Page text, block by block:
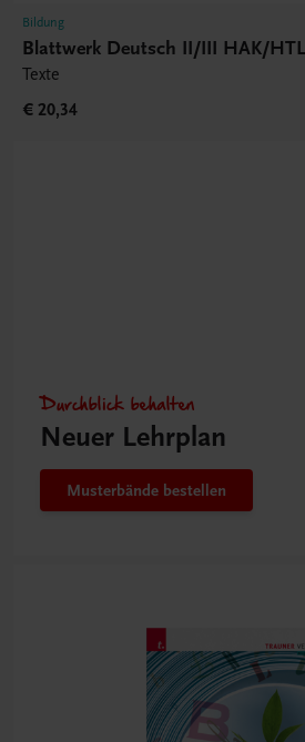
Bildung
Blattwerk Deutsch II/III HAK/HTL
Texte
€ 20,34
Durchblick behalten
Neuer Lehrplan
Musterbände bestellen